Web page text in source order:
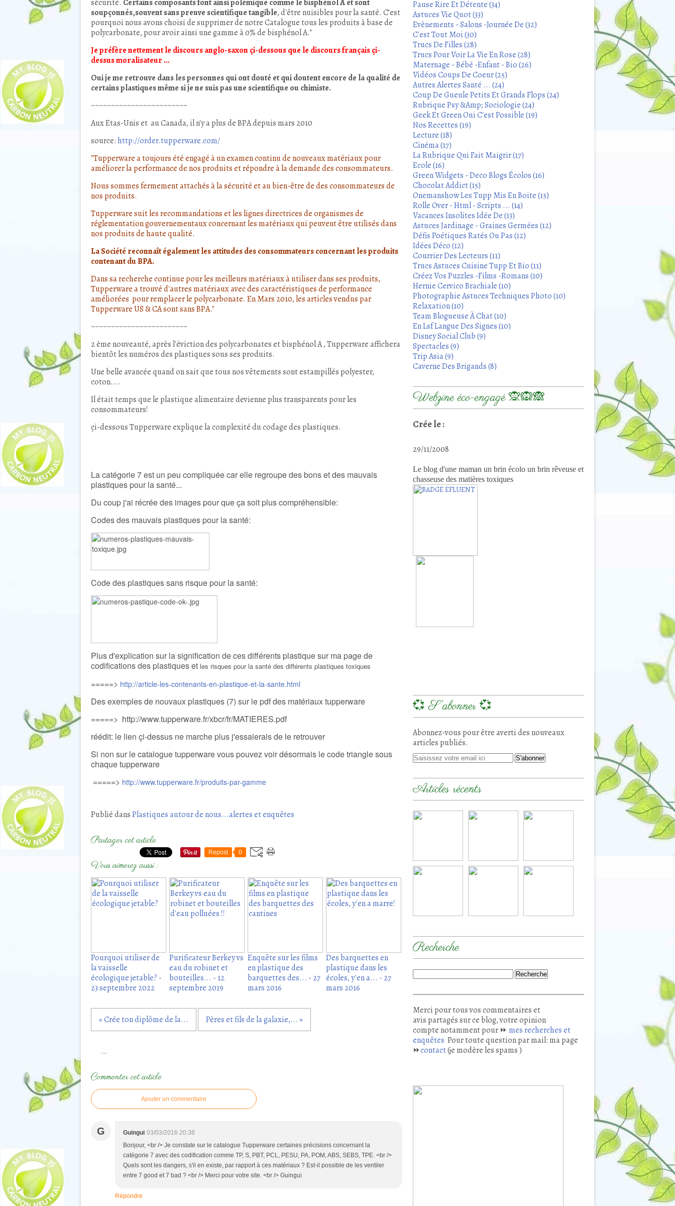
sécurité. Certains composants font ainsi polémique comme le bisphénol A et sont
soupçonnés,souvent sans preuve scientifique tangible, d'être nuisibles pour la santé. C’est
pourquoi nous avons choisi de supprimer de notre Catalogue tous les produits à base de
polycarbonate, pour avoir ainsi une gamme à 0% de bisphénol A."
Je préfère nettement le discours anglo-saxon çi-dessous que le discours français çi-
dessus moralisateur ...
Oui je me retrouve dans les personnes qui ont douté et qui doutent encore de la qualité de
certains plastiques même si je ne suis pas une scientifique ou chimiste.
~~~~~~~~~~~~~~~~~~~~~~~~
Aux Etas-Unis et au Canada, il n'y a plus de BPA depuis mars 2010
source: http://order.tupperware.com/
"Tupperware a toujours été engagé à un examen continu de nouveaux matériaux pour
améliorer la performance de nos produits et répondre à la demande des consommateurs.
Nous sommes fermement attachés à la sécurité et au bien-être de des consommateurs de
nos produits.
Tupperware suit les recommandations et les lignes directrices de organismes de
réglementation gouvernementaux concernant les matériaux qui peuvent être utilisés dans
nos produits de haute qualité.
La Société reconnaît également les attitudes des consommateurs concernant les produits
contenant du BPA.
Dans sa recherche continue pour les meilleurs matériaux à utiliser dans ses produits,
Tupperware a trouvé d'autres matériaux avec des caractéristiques de performance
améliorées pour remplacer le polycarbonate. En Mars 2010, les articles vendus par
Tupperware US & CA sont sans BPA."
~~~~~~~~~~~~~~~~~~~~~~~~
2 ème nouveauté, après l'éviction des polycarbonates et bisphénol A , Tupperware affichera
bientôt les numéros des plastiques sous ses produits.
Une belle avancée quand on sait que tous nos vêtements sont estampillés polyester,
coton....
Il était temps que le plastique alimentaire devienne plus transparents pour les
consommateurs!
çi-dessous Tupperware explique la complexité du codage des plastiques.
La catégorie 7 est un peu compliquée car elle regroupe des bons et des mauvais
plastiques pour la santé...
Du coup j'ai récrée des images pour que ça soit plus compréhensible:
Codes des mauvais plastiques pour la santé:
Code des plastiques sans risque pour la santé:
Plus d'explication sur la signification de ces différents plastique sur ma page de
codifications des plastiques et les risques pour la santé des différents plastiques toxiques
=====> http://article-les-contenants-en-plastique-et-la-sante.html
Des exemples de nouvaux plastiques (7) sur le pdf des matériaux tupperware
=====> http://www.tupperware.fr/xbcr/fr/MATIERES.pdf
réédit: le lien çi-dessus ne marche plus j'essaierais de le retrouver
Si non sur le catalogue tupperware vous pouvez voir désormais le code triangle sous
chaque tupperware
=====> http://www.tupperware.fr/produits-par-gamme
Publié dansPlastiques autour de nous...alertes et enquêtes
Partager cet article
Repost 0
Vous aimerez aussi :
Pourquoi utiliser de
la vaisselle
écologique jetable? -
23 septembre 2022
Purificateur Berkey vs
eau du robinet et
bouteilles... - 12
septembre 2019
Enquête sur les films
en plastique des
barquettes des... - 27
mars 2016
Des barquettes en
plastique dans les
écoles, y'en a... - 27
mars 2016
« Crée ton diplôme de la... Pères et fils de la galaxie,... »
…
Commenter cet article
Ajouter un commentaire
G Guingui 03/03/2016 20:38
Bonjour, <br /> Je constate sur le catalogue Tupperware certaines précisions concernant la
catégorie 7 avec des codification comme TP, S, PBT, PCL, PESU, PA, POM, ABS, SEBS, TPE. <br />
Quels sont les dangers, s'il en existe, par rapport à ces matériaux ? Est-il possible de les ventiler
entre 7 good et 7 bad ? <br /> Merci pour votre site. <br /> Guingui
Répondre
Pause Rire Et Détente (34)
Astuces Vie Quot (33)
Evènements - Salons -Journée De (32)
C'est Tout Moi (30)
Trucs De Filles (28)
Trucs Pour Voir La Vie En Rose (28)
Maternage - Bébé -Enfant - Bio (26)
Vidéos Coups De Coeur (25)
Autres Alertes Santé ... (24)
Coup De Gueule Petits Et Grands Flops (24)
Rubrique Psy &Amp; Sociologie (24)
Geek Et Green Oui C'est Possible (19)
Nos Recettes (19)
Lecture (18)
Cinéma (17)
La Rubrique Qui Fait Maigrir (17)
Ecole (16)
Green Widgets - Deco Blogs Écolos (16)
Chocolat Addict (15)
Onemanshow Les Tupp Mis En Boite (15)
Rolle Over - Html - Scripts ... (14)
Vacances Insolites Idée De (13)
Astuces Jardinage - Graines Germées (12)
Défis Poétiques Ratés Ou Pas (12)
Idées Déco (12)
Courrier Des Lecteurs (11)
Trucs Astuces Cuisine Tupp Et Bio (11)
Créez Vos Puzzles -Films -Romans (10)
Hernie Cervico Brachiale (10)
Photographie Astuces Techniques Photo (10)
Relaxation (10)
Team Blogueuse À Chat (10)
En Lsf Langue Des Signes (10)
Disney Social Club (9)
Spectacles (9)
Trip Asia (9)
Caverne Des Brigands (8)
Webzine éco-engagé 🙊🙉🙈
Crée le :
29/11/2008
Le blog d'une maman un brin écolo un brin rêveuse et
chasseuse des matières toxiques
💞 S'abonner 💞
Abonnez-vous pour être averti des nouveaux
articles publiés.
Articles récents
Recherche
Merci pour tous vos commentaires et
avis partagés sur ce blog, votre opinion
compte notamment pour ⏩ mes recherches et
enquêtes Pour toute question par mail: ma page
⏩contact(je modère les spams )